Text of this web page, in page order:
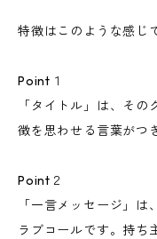
特徴はこのような感じ
Point１
「タイトル」は、そ
徴を思わせる言葉がつ
Point２
「一言メッセージ」
ラブコールです。持ち